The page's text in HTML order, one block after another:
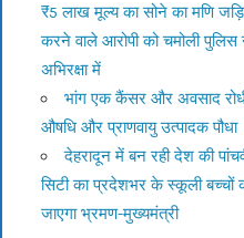
₹5 लाख मूल्य का सोने का मणि
करने वाले आरोपी को चमोली पुलिस
अभिरक्षा में
भांग एक कैंसर और अवसाद
औषधि और प्राणवायु उत्पादक पौधा
देहरादून में बन रही देश की
सिटी का प्रदेशभर के स्कूली बच्चों
जाएगा भ्रमण-मुख्यमंत्री